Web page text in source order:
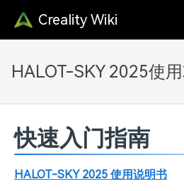
Creality Wiki
HALOT-SKY 2025使
快速入门指南
HALOT-SKY 2025 使用说明书